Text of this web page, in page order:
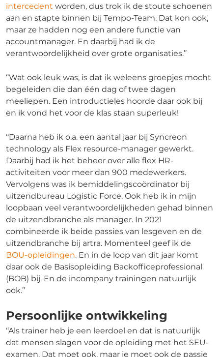
intercedent worden, dus trok ik de stoute schoenen
aan en stapte binnen bij Tempo-Team. Dat kon ook,
maar ze hadden nog een andere functie van
accountmanager. En daarbij had ik de
verantwoordelijkheid over grote organisaties.’’
‘‘Wat ook leuk was, is dat ik weleens groepjes mocht
begeleiden die dan één dag of twee dagen
meeliepen. Een introductieles hoorde daar ook bij
en ik vond het voor de klas staan superleuk!
‘‘Daarna heb ik o.a. een aantal jaar bij Syncreon
technology als Flex resource-manager gewerkt.
Daarbij had ik het beheer over alle flex HR-
activiteiten voor meer dan 900 medewerkers.
Vervolgens was ik bemiddelingscoördinator bij
uitzendbureau Logistic Force. Ook heb ik in mijn
loopbaan veel verantwoordelijkheden gehad binnen
de uitzendbranche als manager. In 2021
combineerde ik beide passies van lesgeven en de
uitzendbranche bij artra. Momenteel geef ik de
BOU-opleidingen. En in de loop van dit jaar komt
daar ook de Basisopleiding Backofficeprofessional
(BOB) bij. En de incompany trainingen natuurlijk
ook.’’
Persoonlijke ontwikkeling
‘‘Als trainer heb je een leerdoel en dat is natuurlijk
dat mensen slagen voor de opleiding met het SEU-
examen. Dat moet ook, maar je moet ook de passie